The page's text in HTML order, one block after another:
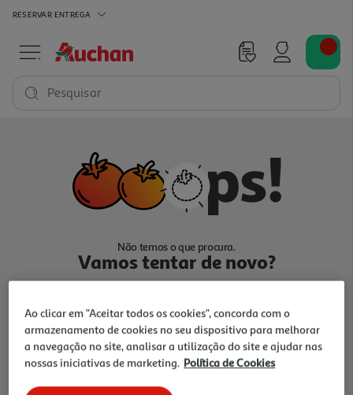
RESERVAR ENTREGA
Pesquisar
Não temos o que procura.
Vamos tentar de novo?
Ir para Homepage
Ao clicar em "Aceitar todos os cookies", concorda com o
armazenamento de cookies no seu dispositivo para melhorar
a navegação no site, analisar a utilização do site e ajudar nas
nossas iniciativas de marketing. Política de Cookies